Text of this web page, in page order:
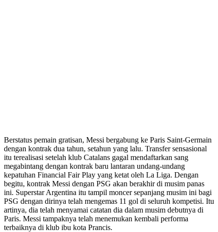
Berstatus pemain gratisan, Messi bergabung ke Paris Saint-Germain
dengan kontrak dua tahun, setahun yang lalu. Transfer sensasional
itu terealisasi setelah klub Catalans gagal mendaftarkan sang
megabintang dengan kontrak baru lantaran undang-undang
kepatuhan Financial Fair Play yang ketat oleh La Liga. Dengan
begitu, kontrak Messi dengan PSG akan berakhir di musim panas
ini. Superstar Argentina itu tampil moncer sepanjang musim ini bagi
PSG dengan dirinya telah mengemas 11 gol di seluruh kompetisi. Itu
artinya, dia telah menyamai catatan dia dalam musim debutnya di
Paris. Messi tampaknya telah menemukan kembali performa
terbaiknya di klub ibu kota Prancis.